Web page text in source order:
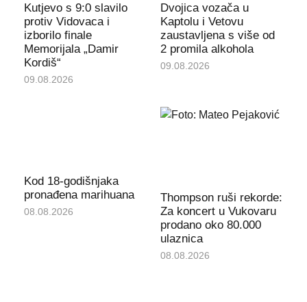
Kutjevo s 9:0 slavilo
protiv Vidovaca i
izborilo finale
Memorijala „Damir
Kordiš“
09.08.2026
Dvojica vozača u
Kaptolu i Vetovu
zaustavljena s više od
2 promila alkohola
09.08.2026
Kod 18-godišnjaka
pronađena marihuana
08.08.2026
Thompson ruši rekorde:
Za koncert u Vukovaru
prodano oko 80.000
ulaznica
08.08.2026